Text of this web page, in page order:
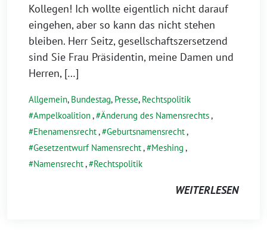
Kollegen! Ich wollte eigentlich nicht darauf
eingehen, aber so kann das nicht stehen
bleiben. Herr Seitz, gesellschaftszersetzend
sind Sie Frau Präsidentin, meine Damen und
Herren, […]
Allgemein, Bundestag, Presse, Rechtspolitik
Ampelkoalition, Änderung des Namensrechts,
Ehenamensrecht, Geburtsnamensrecht,
Gesetzentwurf Namensrecht, Meshing ,
Namensrecht, Rechtspolitik
WEITERLESEN